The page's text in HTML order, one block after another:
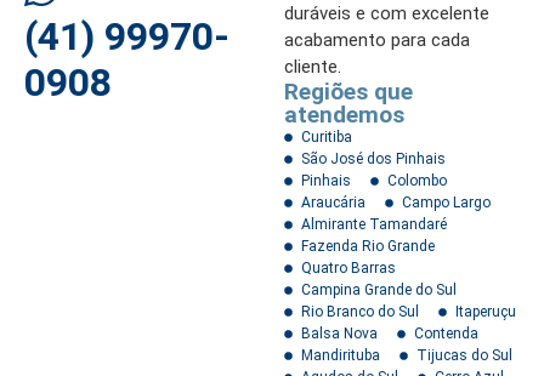
(41) 99970-
0908
duráveis e com excelente
acabamento para cada
cliente.
Regiões que
atendemos
Curitiba
São José dos Pinhais
Pinhais
Colombo
Araucária
Campo Largo
Almirante Tamandaré
Fazenda Rio Grande
Quatro Barras
Campina Grande do Sul
Rio Branco do Sul
Itaperuçu
Balsa Nova
Contenda
Mandirituba
Tijucas do Sul